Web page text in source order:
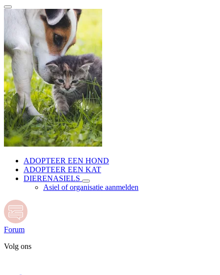
ADOPTEER EEN HOND
ADOPTEER EEN KAT
DIERENASIELS
Asiel of organisatie aanmelden
Forum
Volg ons